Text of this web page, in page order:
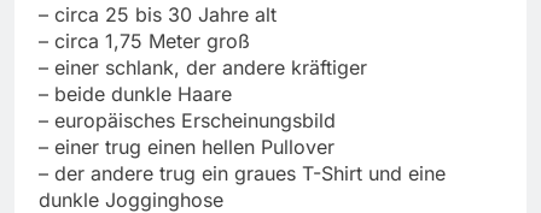
– circa 25 bis 30 Jahre alt
– circa 1,75 Meter groß
– einer schlank, der andere kräftiger
– beide dunkle Haare
– europäisches Erscheinungsbild
– einer trug einen hellen Pullover
– der andere trug ein graues T-Shirt und eine
dunkle Jogginghose